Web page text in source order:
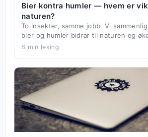
Bier kontra humler — hvem er
naturen?
To insekter, samme jobb. Vi
bier og humler bidrar til naturen og
6 min lesing